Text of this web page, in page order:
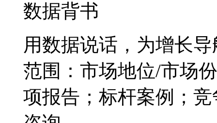
数据背书
用数据说话，为增长导
范围：市场地位/市场
项报告；标杆案例；